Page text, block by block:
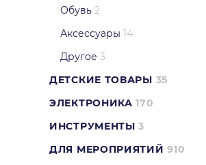
Обувь 2
Аксессуары 14
Другое 3
ДЕТСКИЕ ТОВАРЫ 35
ЭЛЕКТРОНИКА 170
ИНСТРУМЕНТЫ 3
ДЛЯ МЕРОПРИЯТИЙ 910